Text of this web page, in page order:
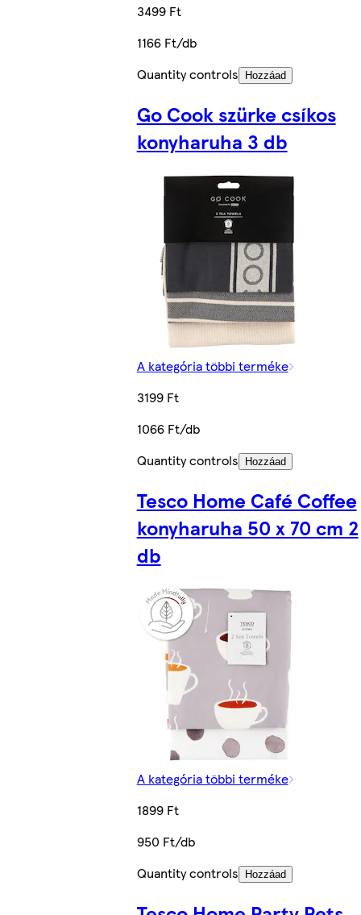
3499 Ft
1166 Ft/db
Quantity controls
Hozzáad
Go Cook szürke csíkos
konyharuha 3 db
A kategória többi terméke
3199 Ft
1066 Ft/db
Quantity controls
Hozzáad
Tesco Home Café Coffee
konyharuha 50 x 70 cm 2
db
A kategória többi terméke
1899 Ft
950 Ft/db
Quantity controls
Hozzáad